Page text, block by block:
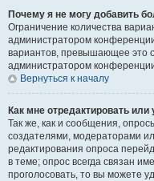
Почему я не могу добавить
Ограничение количества
администратором
вариантов, превышающее это
администратором
Вернуться к началу
Как мне отредактировать или
Так же, как и сообщения,
создателями, модераторами
редактирования опроса
в теме; опрос всегда связан
проголосовать, то вы можете